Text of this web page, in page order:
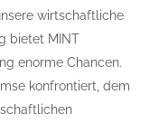
wirtschaftliche
bietet MINT
enorme Chancen.
konfrontiert, dem